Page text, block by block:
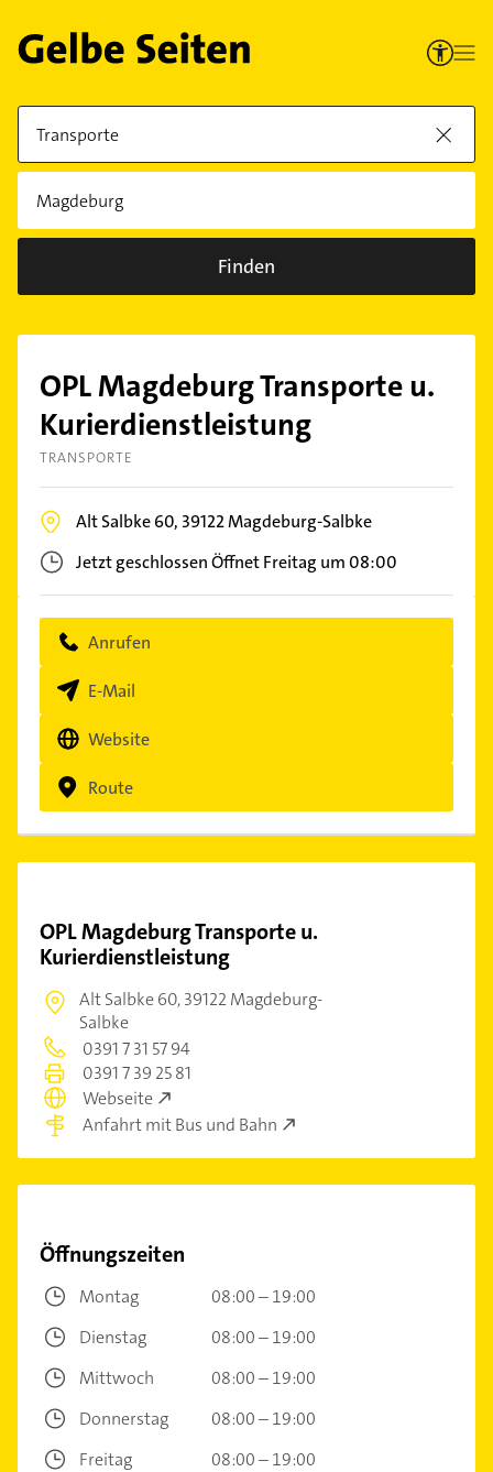
Finden
OPL Magdeburg Transporte u.
Kurierdienstleistung
TRANSPORTE
Alt Salbke 60, 39122Magdeburg-Salbke
Jetzt geschlossenÖffnet Freitag um 08:00
Anrufen
E-Mail
Website
Route
OPL Magdeburg Transporte u.
Kurierdienstleistung
Alt Salbke 60,39122 Magdeburg-
Salbke
0391 7 31 57 94
0391 7 39 25 81
Webseite
Anfahrt mit Bus und Bahn
Öffnungszeiten
Montag
08:00 – 19:00
Dienstag
08:00 – 19:00
Mittwoch
08:00 – 19:00
Donnerstag
08:00 – 19:00
Freitag
08:00 – 19:00